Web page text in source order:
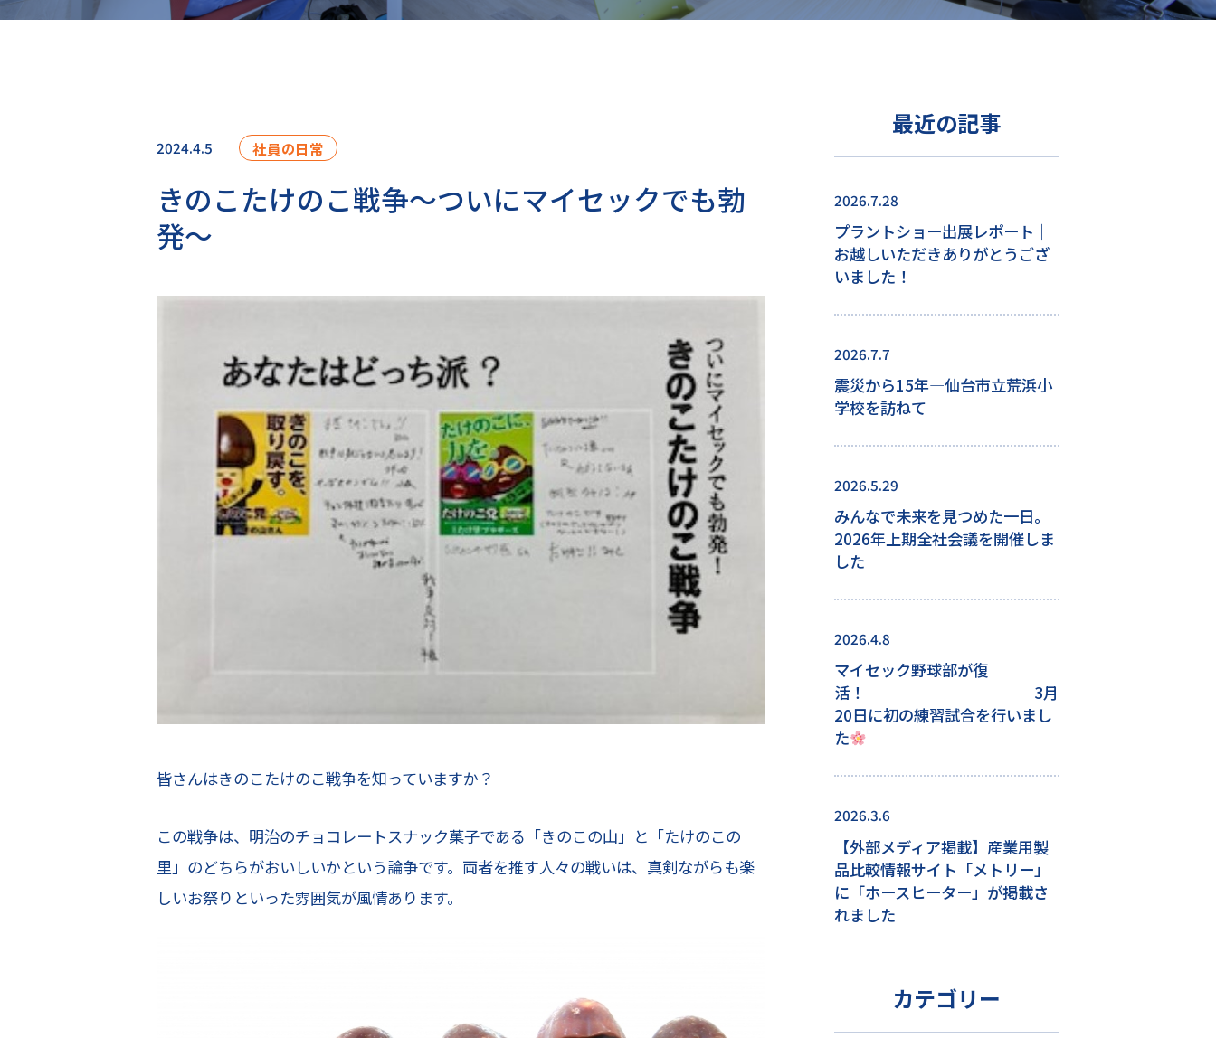
2024.4.5 社員の日常
きのこたけのこ戦争～ついにマイセックでも勃
発～
皆さんはきのこたけのこ戦争を知っていますか？
この戦争は、明治のチョコレートスナック菓子である「きのこの山」と「たけのこの
里」のどちらがおいしいかという論争です。両者を推す人々の戦いは、真剣ながらも楽
しいお祭りといった雰囲気が風情あります。
最近の記事
2026.7.28
プラントショー出展レポート｜
お越しいただきありがとうござ
いました！
2026.7.7
震災から15年―仙台市立荒浜小
学校を訪ねて
2026.5.29
みんなで未来を見つめた一日。
2026年上期全社会議を開催しま
した
2026.4.8
マイセック野球部が復
活！ 3月
20日に初の練習試合を行いまし
た
2026.3.6
【外部メディア掲載】産業用製
品比較情報サイト「メトリー」
に「ホースヒーター」が掲載さ
れました
カテゴリー